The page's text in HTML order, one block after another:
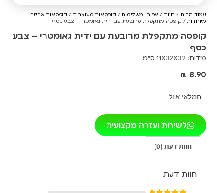
עמוד הבית / חנות / אפיה ומשלימים / קופסאות מעוצבות / קופסאות אריזה
מיוחדות / קופסה מתקפלת מרובעת עם ידית גאומטרי – צבע כסף
קופסה מתקפלת מרובעת עם ידית גאומטרי – צבע
כסף
מידות: 11X32X32 ס”מ
₪ 8.90
המלאי אזל
לשירות ועזרה מקצועית
חוות דעת (0)
חוות דעת